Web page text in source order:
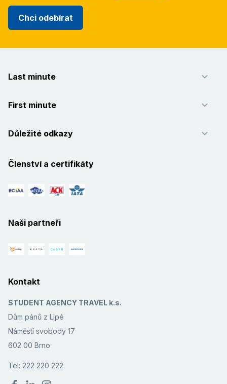
Chci odebírat
Last minute
First minute
Důležité odkazy
Členství a certifikáty
Naši partneři
Kontakt
STUDENT AGENCY TRAVEL k.s.
Dům pánů z Lipé
Náměstí svobody 17
602 00 Brno
Tel: 222 220 222